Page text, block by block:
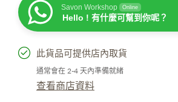
Savon Workshop Online
Hello ! 有什麼可幫到你呢？
此貨品可提供店內取貨
通常會在 2-4 天內準備就緒
查看商店資料